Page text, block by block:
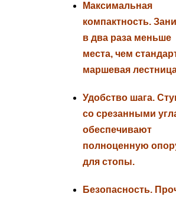
Максимальная
компактность.
в два раза меньше
места, чем
маршевая
Удобство шага.
со срезанными
обеспечивают
полноценную
для стопы.
Безопасность.